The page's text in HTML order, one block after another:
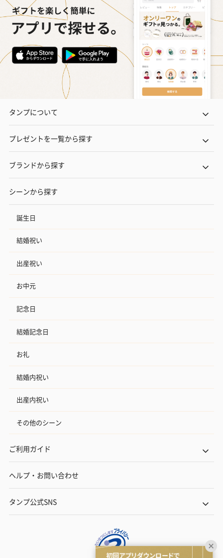
タンプについて
プレゼントを一覧から探す
ブランドから探す
シーンから探す
誕生日
結婚祝い
出産祝い
お中元
記念日
結婚記念日
お礼
結婚内祝い
出産内祝い
その他のシーン
ご利用ガイド
ヘルプ・お問い合わせ
タンプ公式SNS